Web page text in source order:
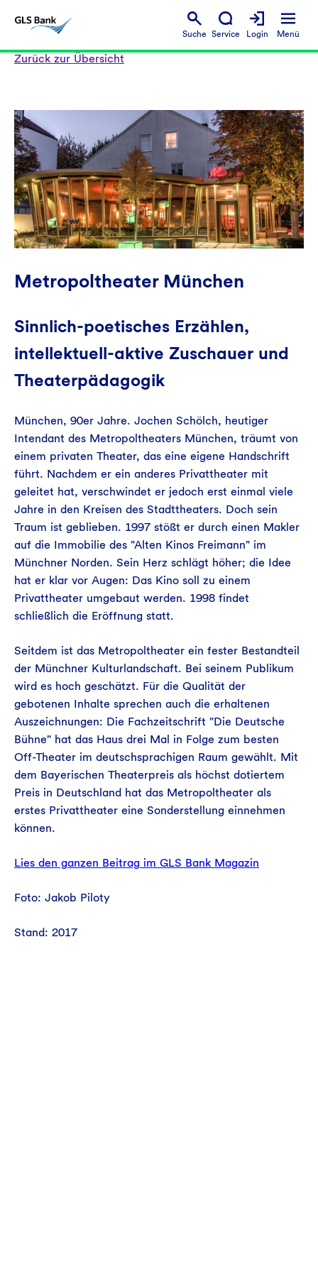
Suche Service Login Menü
Zurück zur Übersicht
Metropoltheater München
Sinnlich-poetisches Erzählen,
intellektuell-aktive Zuschauer und
Theaterpädagogik
München, 90er Jahre. Jochen Schölch, heutiger
Intendant des Metropoltheaters München, träumt von
einem privaten Theater, das eine eigene Handschrift
führt. Nachdem er ein anderes Privattheater mit
geleitet hat, verschwindet er jedoch erst einmal viele
Jahre in den Kreisen des Stadttheaters. Doch sein
Traum ist geblieben. 1997 stößt er durch einen Makler
auf die Immobilie des "Alten Kinos Freimann" im
Münchner Norden. Sein Herz schlägt höher; die Idee
hat er klar vor Augen: Das Kino soll zu einem
Privattheater umgebaut werden. 1998 findet
schließlich die Eröffnung statt.
Seitdem ist das Metropoltheater ein fester Bestandteil
der Münchner Kulturlandschaft. Bei seinem Publikum
wird es hoch geschätzt. Für die Qualität der
gebotenen Inhalte sprechen auch die erhaltenen
Auszeichnungen: Die Fachzeitschrift "Die Deutsche
Bühne" hat das Haus drei Mal in Folge zum besten
Off-Theater im deutschsprachigen Raum gewählt. Mit
dem Bayerischen Theaterpreis als höchst dotiertem
Preis in Deutschland hat das Metropoltheater als
erstes Privattheater eine Sonderstellung einnehmen
können.
Lies den ganzen Beitrag im GLS Bank Magazin
Foto: Jakob Piloty
Stand: 2017